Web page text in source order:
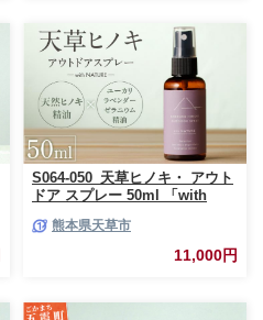
S064-050_天草ヒノキ・ アウト
ドア スプレー 50ml 「with
熊本県天草市
11,000円